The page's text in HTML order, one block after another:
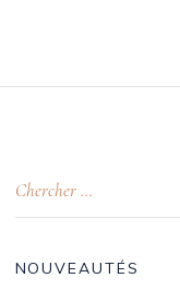
NOUVEAUTÉS